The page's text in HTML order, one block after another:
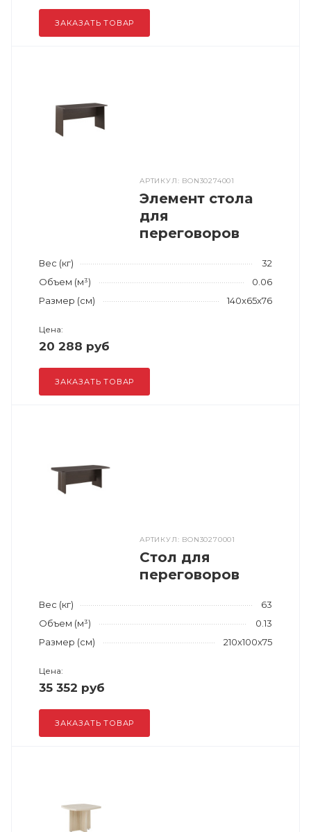
ЗАКАЗАТЬ ТОВАР
АРТИКУЛ: BON30274001
Элемент стола
для
переговоров
Вес (кг)
32
Объем (м³)
0.06
Размер (см)
140x65x76
Цена:
20 288 руб
ЗАКАЗАТЬ ТОВАР
АРТИКУЛ: BON30270001
Стол для
переговоров
Вес (кг)
63
Объем (м³)
0.13
Размер (см)
210x100x75
Цена:
35 352 руб
ЗАКАЗАТЬ ТОВАР